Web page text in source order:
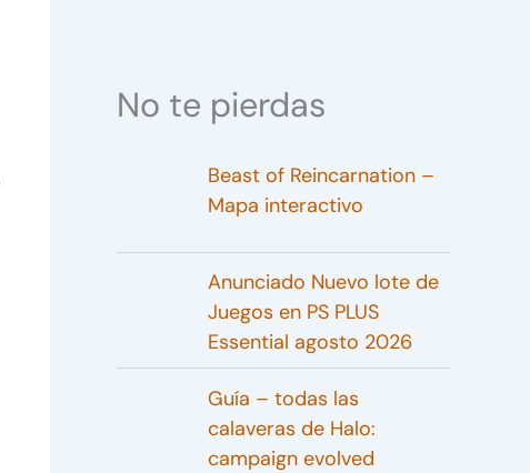
No te pierdas
Beast of Reincarnation –
Mapa interactivo
Anunciado Nuevo lote de
Juegos en PS PLUS
Essential agosto 2026
Guía – todas las
calaveras de Halo:
campaign evolved